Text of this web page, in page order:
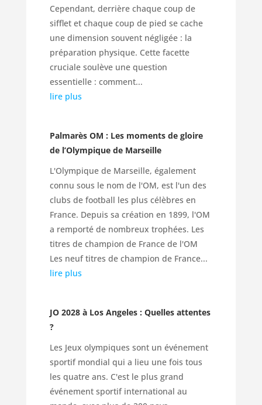
Cependant, derrière chaque coup de
sifflet et chaque coup de pied se cache
une dimension souvent négligée : la
préparation physique. Cette facette
cruciale soulève une question
essentielle : comment...
lire plus
Palmarès OM : Les moments de gloire
de l’Olympique de Marseille
L'Olympique de Marseille, également
connu sous le nom de l'OM, est l'un des
clubs de football les plus célèbres en
France. Depuis sa création en 1899, l'OM
a remporté de nombreux trophées. Les
titres de champion de France de l'OM
Les neuf titres de champion de France...
lire plus
JO 2028 à Los Angeles : Quelles attentes
?
Les Jeux olympiques sont un événement
sportif mondial qui a lieu une fois tous
les quatre ans. C'est le plus grand
événement sportif international au